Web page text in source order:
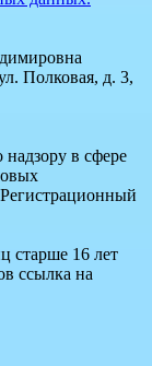
Полковая, д. 3,
в сфере
старше 16 лет
ссылка на